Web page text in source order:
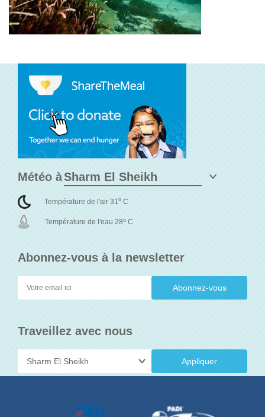
Abonnez-vous à la newsletter
Traveillez avec nous
Appliquer
Météo à
Température de l'air 31 o C
Température de l'eau 28o C